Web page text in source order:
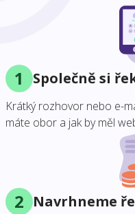
1 Společně si
Krátký rozhovor nebo e-
máte obor a jak by měl
2 Navrhneme